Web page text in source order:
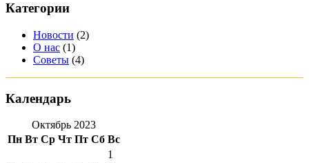
Категории
Новости (2)
О нас (1)
Советы (4)
Календарь
Октябрь 2023
Пн Вт Ср Чт Пт Сб Вс
1